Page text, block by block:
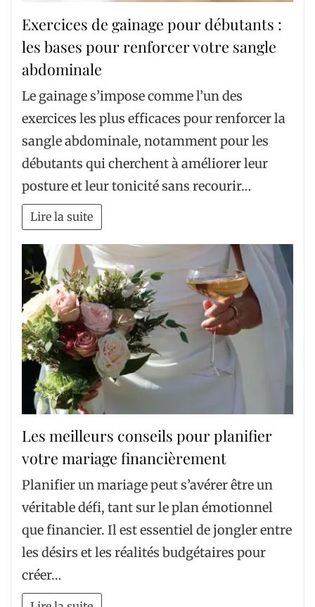
Exercices de gainage pour débutants :
les bases pour renforcer votre sangle
abdominale
Le gainage s’impose comme l’un des
exercices les plus efficaces pour renforcer la
sangle abdominale, notamment pour les
débutants qui cherchent à améliorer leur
posture et leur tonicité sans recourir…
Lire la suite
Les meilleurs conseils pour planifier
votre mariage financièrement
Planifier un mariage peut s’avérer être un
véritable défi, tant sur le plan émotionnel
que financier. Il est essentiel de jongler entre
les désirs et les réalités budgétaires pour
créer…